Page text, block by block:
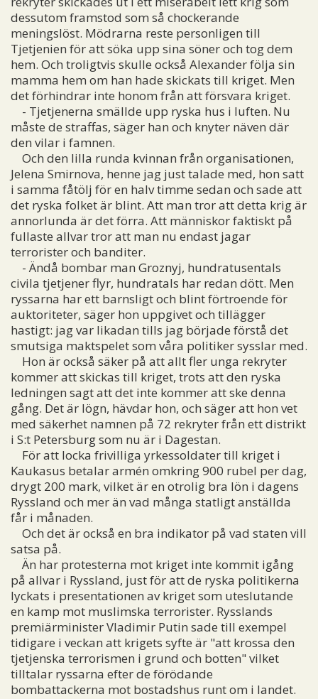
dessutom framstod som så chockerande
meningslöst. Mödrarna reste personligen till
Tjetjenien för att söka upp sina söner och tog dem
hem. Och troligtvis skulle också Alexander följa sin
mamma hem om han hade skickats till kriget. Men
det förhindrar inte honom från att försvara kriget.
- Tjetjenerna smällde upp ryska hus i luften. Nu
måste de straffas, säger han och knyter näven där
den vilar i famnen.
Och den lilla runda kvinnan från organisationen,
Jelena Smirnova, henne jag just talade med, hon satt
i samma fåtölj för en halv timme sedan och sade att
det ryska folket är blint. Att man tror att detta krig är
annorlunda är det förra. Att människor faktiskt på
fullaste allvar tror att man nu endast jagar
terrorister och banditer.
- Ändå bombar man Groznyj, hundratusentals
civila tjetjener flyr, hundratals har redan dött. Men
ryssarna har ett barnsligt och blint förtroende för
auktoriteter, säger hon uppgivet och tillägger
hastigt: jag var likadan tills jag började förstå det
smutsiga maktspelet som våra politiker sysslar med.
Hon är också säker på att allt fler unga rekryter
kommer att skickas till kriget, trots att den ryska
ledningen sagt att det inte kommer att ske denna
gång. Det är lögn, hävdar hon, och säger att hon vet
med säkerhet namnen på 72 rekryter från ett distrikt
i S:t Petersburg som nu är i Dagestan.
För att locka frivilliga yrkessoldater till kriget i
Kaukasus betalar armén omkring 900 rubel per dag,
drygt 200 mark, vilket är en otrolig bra lön i dagens
Ryssland och mer än vad många statligt anställda
får i månaden.
Och det är också en bra indikator på vad staten vill
satsa på.
Än har protesterna mot kriget inte kommit igång
på allvar i Ryssland, just för att de ryska politikerna
lyckats i presentationen av kriget som uteslutande
en kamp mot muslimska terrorister. Rysslands
premiärminister Vladimir Putin sade till exempel
tidigare i veckan att krigets syfte är "att krossa den
tjetjenska terrorismen i grund och botten" vilket
tilltalar ryssarna efter de förödande
bombattackerna mot bostadshus runt om i landet.